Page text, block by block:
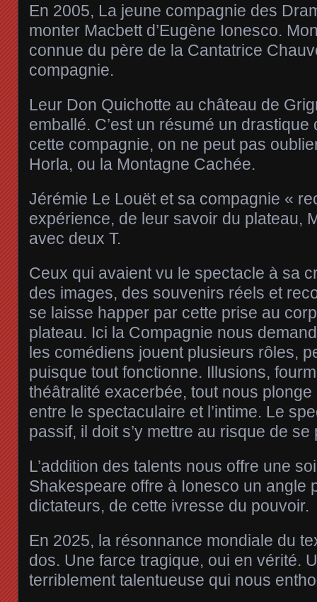
En 2005, La jeune compagnie des
monter Macbett d’Eugène Ionesco.
connue du père de la Cantatrice
compagnie.
Leur Don Quichotte au château de
emballé. C’est un résumé un
cette compagnie, on ne peut pas
Horla, ou la Montagne Cachée.
Jérémie Le Louët et sa compagnie «
expérience, de leur savoir du plateau,
avec deux T.
Ceux qui avaient vu le spectacle à sa
des images, des souvenirs réels et
se laisse happer par cette prise au
plateau. Ici la Compagnie nous
les comédiens jouent plusieurs rôles,
puisque tout fonctionne. Illusions,
théâtralité exacerbée, tout nous
entre le spectaculaire et l’intime. Le
passif, il doit s’y mettre au risque de se
L’addition des talents nous offre une
Shakespeare offre à Ionesco un angle
dictateurs, de cette ivresse du pouvoir.
En 2025, la résonnance mondiale du
dos. Une farce tragique, oui en vérité.
terriblement talentueuse qui nous